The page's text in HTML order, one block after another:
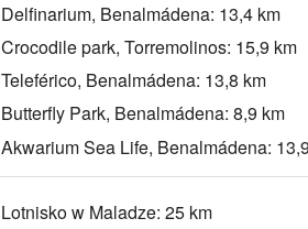
Delfinarium, Benalmádena: 13,4 km
Crocodile park, Torremolinos: 15,9 km
Teleférico, Benalmádena: 13,8 km
Butterfly Park, Benalmádena: 8,9 km
Akwarium Sea Life, Benalmádena:
Lotnisko w Maladze: 25 km